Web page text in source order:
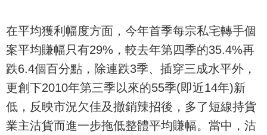
在平均獲利幅度方面，今年首季每宗私宅轉手個
案平均賺幅只有29%，較去年第四季的35.4%再
跌6.4個百分點，除連跌3季、插穿三成水平外，
更創下2010年第三季以來的55季(即近14年)新
低，反映市況欠佳及撤銷辣招後，多了短線持貨
業主沽貨而進一步拖低整體平均賺幅。當中，沽